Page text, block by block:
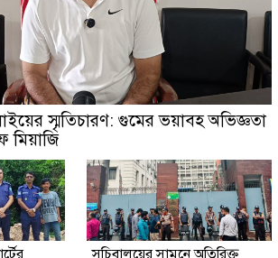
স্মৃতিচারণ: গুমের ভয়াবহ অভিজ্ঞতা
মিয়াজি
সচিবালয়ের সামনে অতিরিক্ত